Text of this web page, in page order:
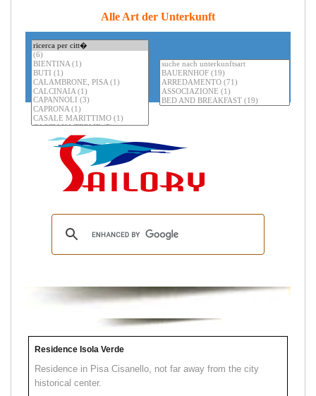
Alle Art der Unterkunft
Residence Isola Verde
Residence in Pisa Cisanello, not far away from the city
historical center.